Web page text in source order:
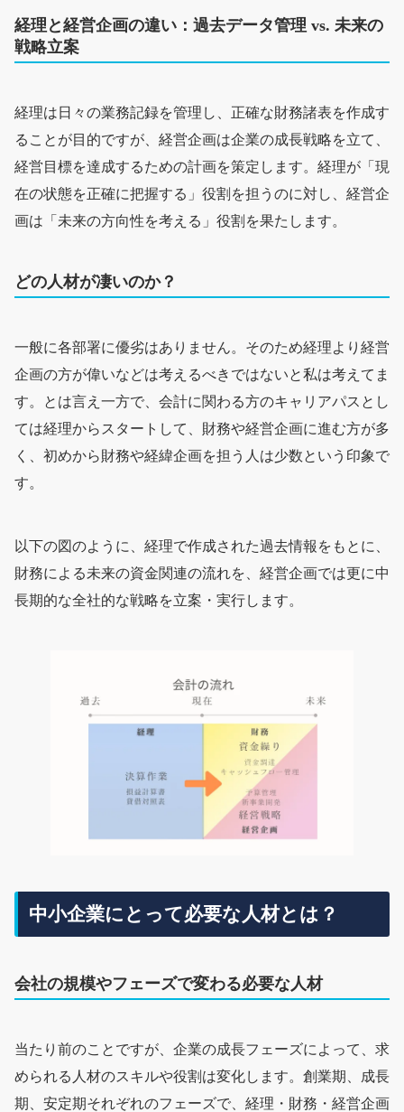
経理と経営企画の違い：過去データ管理 vs. 未来の
戦略立案
経理は日々の業務記録を管理し、正確な財務諸表を作成す
ることが目的ですが、経営企画は企業の成長戦略を立て、
経営目標を達成するための計画を策定します。経理が「現
在の状態を正確に把握する」役割を担うのに対し、経営企
画は「未来の方向性を考える」役割を果たします。
どの人材が凄いのか？
一般に各部署に優劣はありません。そのため経理より経営
企画の方が偉いなどは考えるべきではないと私は考えてま
す。とは言え一方で、会計に関わる方のキャリアパスとし
ては経理からスタートして、財務や経営企画に進む方が多
く、初めから財務や経緯企画を担う人は少数という印象で
す。
以下の図のように、経理で作成された過去情報をもとに、
財務による未来の資金関連の流れを、経営企画では更に中
長期的な全社的な戦略を立案・実行します。
中小企業にとって必要な人材とは？
会社の規模やフェーズで変わる必要な人材
当たり前のことですが、企業の成長フェーズによって、求
められる人材のスキルや役割は変化します。創業期、成長
期、安定期それぞれのフェーズで、経理・財務・経営企画